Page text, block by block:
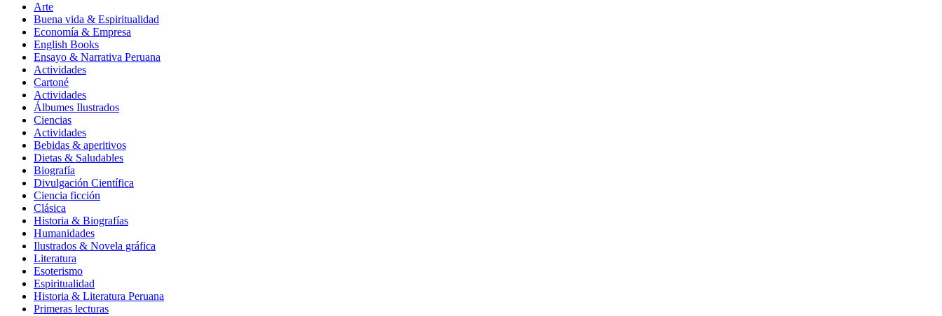
Arte
Buena vida & Espiritualidad
Economía & Empresa
English Books
Ensayo & Narrativa Peruana
Actividades
Cartoné
Actividades
Álbumes Ilustrados
Ciencias
Actividades
Bebidas & aperitivos
Dietas & Saludables
Biografía
Divulgación Científica
Ciencia ficción
Clásica
Historia & Biografías
Humanidades
Ilustrados & Novela gráfica
Literatura
Esoterismo
Espiritualidad
Historia & Literatura Peruana
Primeras lecturas